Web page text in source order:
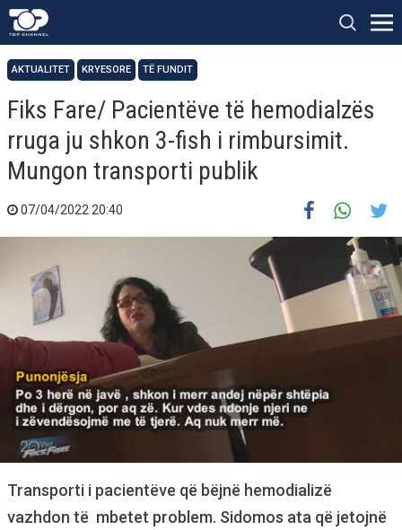
AKTUALITET KRYESORE TË FUNDIT
Fiks Fare/ Pacientëve të hemodialzës
rruga ju shkon 3-fish i rimbursimit.
Mungon transporti publik
07/04/2022 20:40
Transporti i pacientëve që bëjnë hemodializë
vazhdon të mbetet problem. Sidomos ata që jetojnë